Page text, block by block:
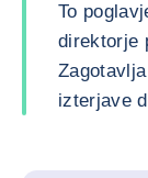
To
direktorje
izterjave